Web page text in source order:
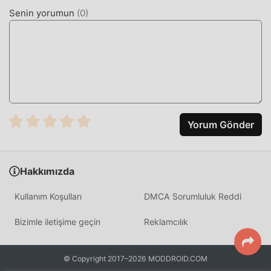
Şimdi, istemciye sadece moddroid'i indirmeniz gerekiyor,
Moddroid APP'yi yüklemek için indirme düğmesine
tıklamanız yeterlidir, moddroid kurulum paketindeki
ücretsiz popüler mod uygulaması vardır. oyna, ne
Senin yorumun (0)
Yorum Gönder
Hakkımızda
Kullanım Koşulları DMCA Sorumluluk Reddi
Bizimle iletişime geçin Reklamcılık
© Copyright 2017–2026 MODDROID.COM